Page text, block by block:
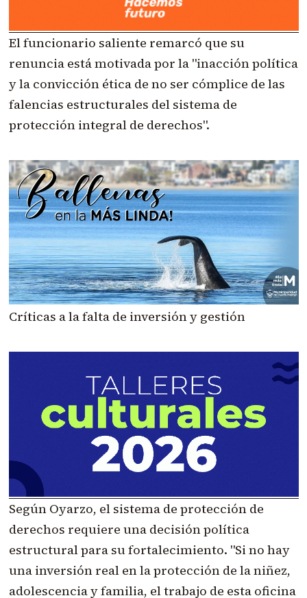
El funcionario saliente remarcó que su
renuncia está motivada por la "inacción política
y la convicción ética de no ser cómplice de las
falencias estructurales del sistema de
protección integral de derechos".
Críticas a la falta de inversión y gestión
Según Oyarzo, el sistema de protección de
derechos requiere una decisión política
estructural para su fortalecimiento. "Si no hay
una inversión real en la protección de la niñez,
adolescencia y familia, el trabajo de esta oficina